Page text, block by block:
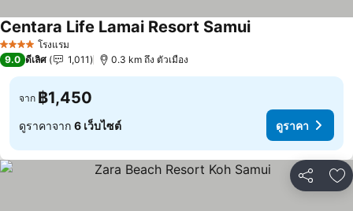
4 ดาว โรงแรม
Centara Life Lamai Resort Samuiดูราคา
9.0 ดีเลิศ 1,011 0.3 km ถึง ตัวเมือง
จาก ฿1,450
ดูราคาจาก 6 เว็บไซต์ ดูราคา
แชร์ เ